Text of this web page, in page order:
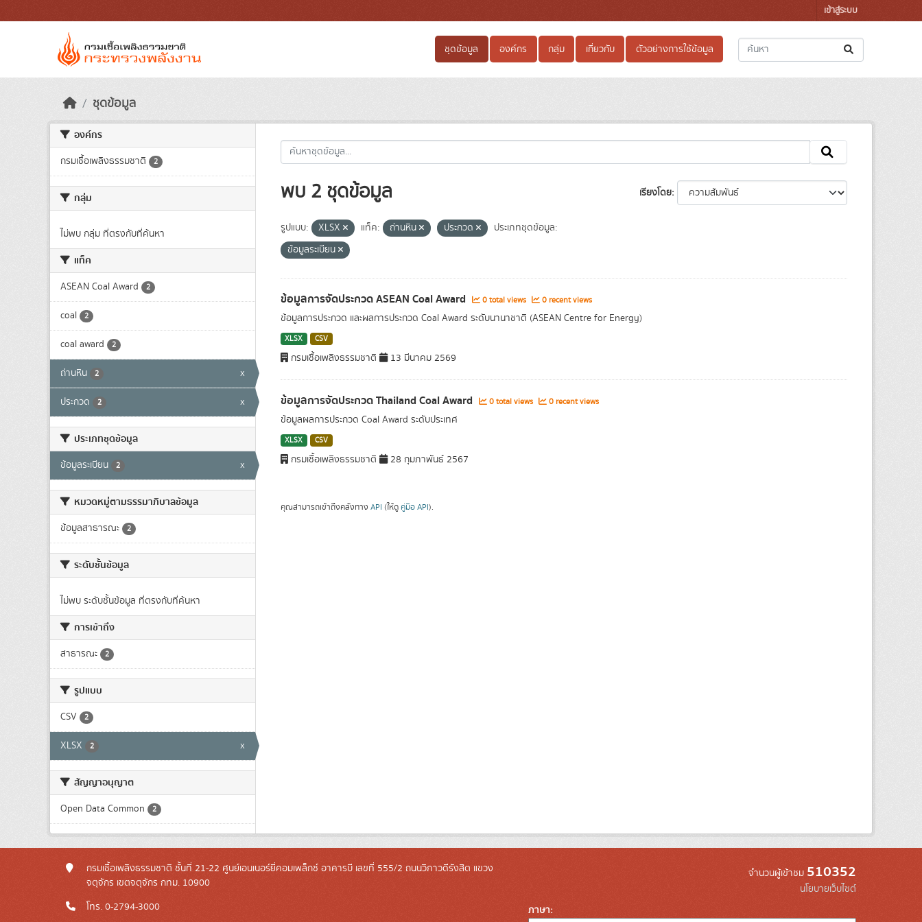
เข้าสู่ระบบ
ชุดข้อมูล องค์กร กลุ่ม เกี่ยวกับ ตัวอย่างการใช้ข้อมูล
ชุดข้อมูล
องค์กร
กรมเชื้อเพลิงธรรมชาติ 2
กลุ่ม
ไม่พบ กลุ่ม ที่ตรงกับที่ค้นหา
แท็ค
ASEAN Coal Award 2
coal 2
coal award 2
ถ่านหิน 2 x
ประกวด 2 x
ประเภทชุดข้อมูล
ข้อมูลระเบียน 2 x
หมวดหมู่ตามธรรมาภิบาลข้อมูล
ข้อมูลสาธารณะ 2
ระดับชั้นข้อมูล
ไม่พบ ระดับชั้นข้อมูล ที่ตรงกับที่ค้นหา
การเข้าถึง
สาธารณะ 2
รูปแบบ
CSV 2
XLSX 2 x
สัญญาอนุญาต
Open Data Common 2
เรียงโดย
พบ 2 ชุดข้อมูล
รูปแบบ: XLSX แท็ค: ถ่านหิน ประกวด
ประเภทชุดข้อมูล:
ข้อมูลระเบียน
ข้อมูลการจัดประกวด ASEAN Coal Award 0 total views 0 recent views
ข้อมูลการประกวด และผลการประกวด Coal Award ระดับนานาชาติ (ASEAN Centre for Energy)
XLSX CSV
กรมเชื้อเพลิงธรรมชาติ 13 มีนาคม 2569
ข้อมูลการจัดประกวด Thailand Coal Award 0 total views 0 recent views
ข้อมูลผลการประกวด Coal Award ระดับประเทศ
XLSX CSV
กรมเชื้อเพลิงธรรมชาติ 28 กุมภาพันธ์ 2567
คุณสามารถเข้าถึงคลังทาง API (ให้ดู คู่มือ API).
กรมเชื้อเพลิงธรรมชาติ ชั้นที่ 21-22 ศูนย์เอนเนอร์ยี่คอมเพล็กซ์ อาคารบี เลขที่ 555/2 ถนนวิภาวดีรังสิต แขวง
จตุจักร เขตจตุจักร กทม. 10900
โทร. 0-2794-3000
จำนวนผู้เข้าชม 510352
นโยบายเว็บไซต์
ภาษา